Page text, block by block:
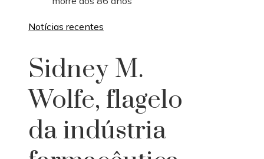
Notícias recentes
Sidney M.
Wolfe, flagelo
da indústria